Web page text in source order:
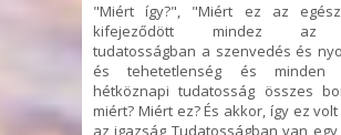
"Miért így?", "Miért ez az
kifejeződött mindez az
tudatosságban a szenvedés és
és tehetetlenség és
hétköznapi tudatosság összes
miért? Miért ez? És akkor, így ez
az igazság Tudatosságban van